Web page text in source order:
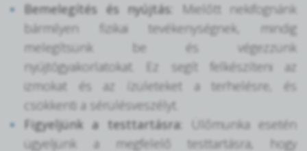
Bemelegítés és nyújtás:
Mielőtt nekifognánk
bármilyen fizikai tevékenységnek, mindig
melegítsünk be és végezzünk
nyújtógyakorlatokat. Ez segít felkészíteni az
izmokat és az ízületeket a terhelésre, és
csökkenti a sérülésveszélyt.
Figyeljünk a testtartásra:
Ülőmunka esetén
ügyeljünk a megfelelő testtartásra, hogy